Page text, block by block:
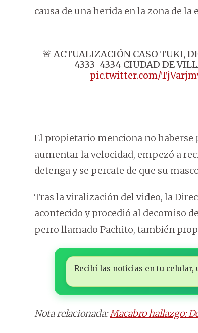
causa de una herida en la zona de la
🚨 ACTUALIZACIÓN CASO TUKI,
4333-4334 CIUDAD DE
pic.twitter.com/
El propietario menciona no haberse
aumentar la velocidad, empezó a
detenga y se percate de que su
Tras la viralización del video, la
acontecido y procedió al decomiso
perro llamado Pachito, también
Recibí las noticias en tu celular,
Nota relacionada:Macabro hallazgo: